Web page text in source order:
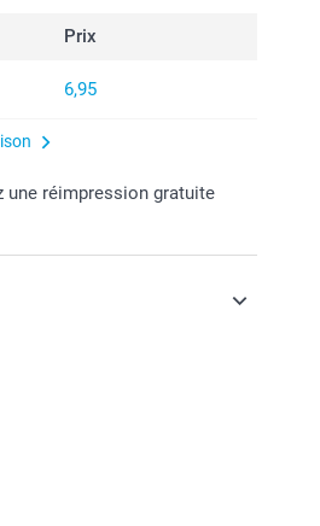
Prix
6,95
une réimpression gratuite